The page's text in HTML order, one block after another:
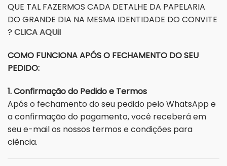
QUE TAL FAZERMOS CADA DETALHE DA PAPELARIA
DO GRANDE DIA NA MESMA IDENTIDADE DO CONVITE
? CLICA AQUiI
COMO FUNCIONA APÓS O FECHAMENTO DO SEU
PEDIDO:
1. Confirmação do Pedido e Termos
Após o fechamento do seu pedido pelo WhatsApp e
a confirmação do pagamento, você receberá em
seu e-mail os nossos termos e condições para
ciência.